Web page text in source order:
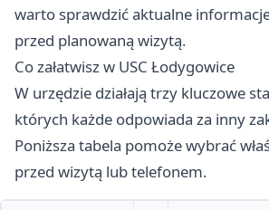
warto sprawdzić aktualne
przed planowaną wizytą.
Co załatwisz w USC Łodygowice
W urzędzie działają trzy kluczowe
których każde odpowiada za inny
Poniższa tabela pomoże wybrać
przed wizytą lub telefonem.